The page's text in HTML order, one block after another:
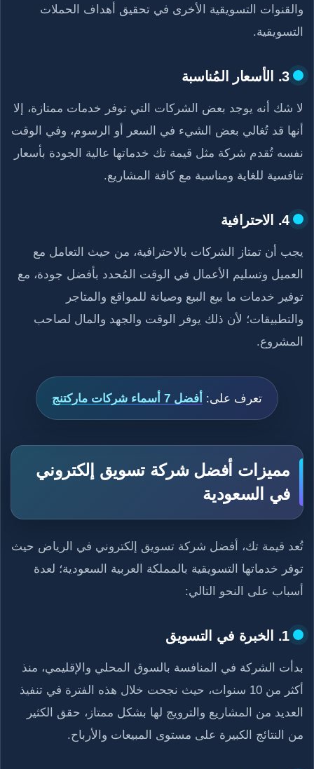
والقنوات التسويقية الأخرى في تحقيق أهداف الحملات
التسويقية.
3. الأسعار المُناسبة
لا شك أنه يوجد بعض الشركات التي توفر خدمات ممتازة، إلا
أنها قد تُغالي بعض الشيء في السعر أو الرسوم، وفي الوقت
نفسه تُقدم شركة مثل قيمة تك خدماتها عالية الجودة بأسعار
تنافسية للغاية ومناسبة مع كافة المشاريع.
4. الاحترافية
يجب أن تمتاز الشركات بالاحترافية، من حيث التعامل مع
العميل وتسليم الأعمال في الوقت المُحدد بأفضل جودة، مع
توفير خدمات ما بيع البيع وصيانة للمواقع والمتاجر
والتطبيقات؛ لأن ذلك يوفر الوقت والجهد والمال لصاحب
المشروع.
تعرف على: أفضل 7 أسماء شركات ماركتنج
مميزات أفضل شركة تسويق إلكتروني
في السعودية
تُعد قيمة تك، أفضل شركة تسويق إلكتروني في الرياض حيث
توفر خدماتها التسويقية بالمملكة العربية السعودية؛ لعدة
أسباب على النحو التالي:
1. الخبرة في التسويق
بدأت الشركة في المنافسة بالسوق المحلي والإقليمي، منذ
أكثر من 10 سنوات، حيث نجحت خلال هذه الفترة في تنفيذ
العديد من المشاريع والترويج لها بشكل ممتاز، حقق الكثير
من النتائج الكبيرة على مستوى المبيعات والأرباح.